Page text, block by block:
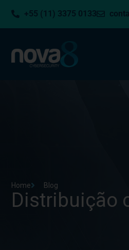
+55 (11) 3375 0133
Home Blog
Distribuição